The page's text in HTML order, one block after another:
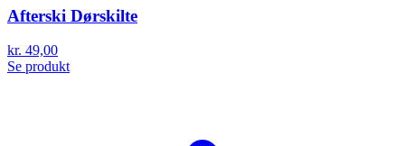
Afterski Dørskilte
kr. 49,00
Se produkt